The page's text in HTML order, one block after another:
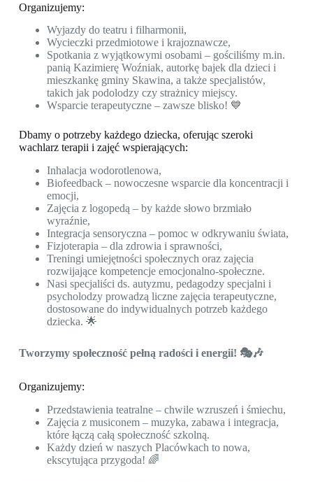
Organizujemy:
Wyjazdy do teatru i filharmonii,
Wycieczki przedmiotowe i krajoznawcze,
Spotkania z wyjątkowymi osobami – gościliśmy m.in.
panią Kazimierę Woźniak, autorkę bajek dla dzieci i
mieszkankę gminy Skawina, a także specjalistów,
takich jak podolodzy czy strażnicy miejscy.
Wsparcie terapeutyczne – zawsze blisko! 💙
Dbamy o potrzeby każdego dziecka, oferując szeroki
wachlarz terapii i zajęć wspierających:
Inhalacja wodorotlenowa,
Biofeedback – nowoczesne wsparcie dla koncentracji i
emocji,
Zajęcia z logopedą – by każde słowo brzmiało
wyraźnie,
Integracja sensoryczna – pomoc w odkrywaniu świata,
Fizjoterapia – dla zdrowia i sprawności,
Treningi umiejętności społecznych oraz zajęcia
rozwijające kompetencje emocjonalno-społeczne.
Nasi specjaliści ds. autyzmu, pedagodzy specjalni i
psycholodzy prowadzą liczne zajęcia terapeutyczne,
dostosowane do indywidualnych potrzeb każdego
dziecka. 🌟
Tworzymy społeczność pełną radości i energii! 🎭🎶
Organizujemy:
Przedstawienia teatralne – chwile wzruszeń i śmiechu,
Zajęcia z musiconem – muzyka, zabawa i integracja,
które łączą całą społeczność szkolną.
Każdy dzień w naszych Placówkach to nowa,
ekscytująca przygoda! 🌈